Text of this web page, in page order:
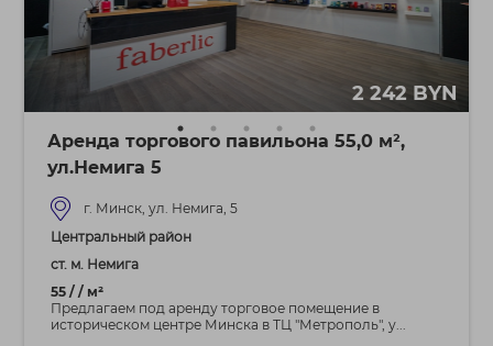
2 242 BYN
Аренда торгового павильона 55,0 м²,
ул.Немига 5
г. Минск, ул. Немига, 5
Центральный район
ст. м. Немига
55 / / м²
Предлагаем под аренду торговое помещение в
историческом центре Минска в ТЦ "Метрополь", у...